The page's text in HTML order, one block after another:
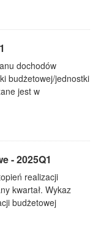
dochodów
budżetowej/jednostki
jest w
- 2025Q1
realizacji
kwartał. Wykaz
budżetowej